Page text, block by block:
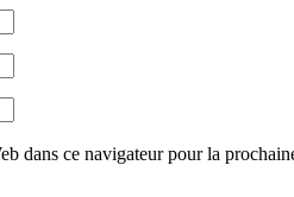
dans ce navigateur pour la